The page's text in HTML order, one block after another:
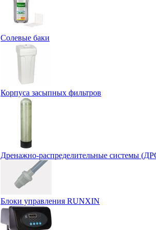
Солевые баки
Корпуса засыпных фильтров
Дренажно-распределительные системы
Блоки управления RUNXIN